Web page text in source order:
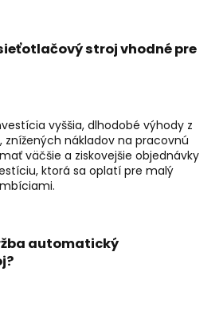
strojvhodné pre
vyššia, dlhodobé výhody z
nákladov na pracovnú
väčšie a ziskovejšie objednávky
ktorá sa oplatí pre malý
automatický
?